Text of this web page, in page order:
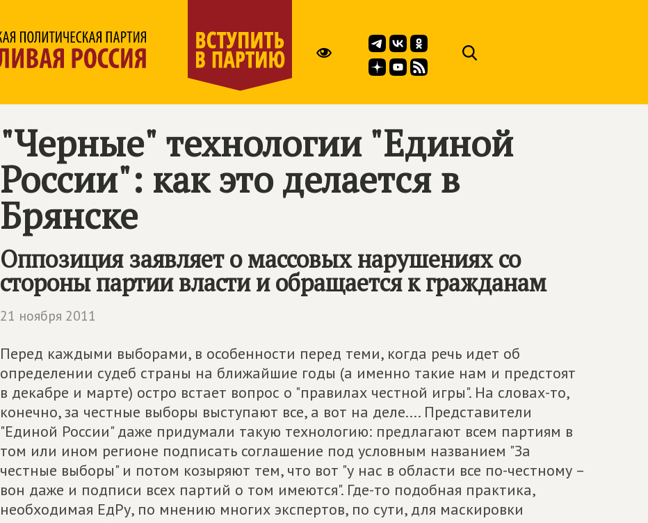
"Черные" технологии "Единой
России": как это делается в
Брянске
Оппозиция заявляет о массовых нарушениях со
стороны партии власти и обращается к гражданам
21 ноября 2011
Перед каждыми выборами, в особенности перед теми, когда речь идет об
определении судеб страны на ближайшие годы (а именно такие нам и предстоят
в декабре и марте) остро встает вопрос о "правилах честной игры". На словах-то,
конечно, за честные выборы выступают все, а вот на деле.... Представители
"Единой России" даже придумали такую технологию: предлагают всем партиям в
том или ином регионе подписать соглашение под условным названием "За
честные выборы" и потом козыряют тем, что вот "у нас в области все по-честному –
вон даже и подписи всех партий о том имеются". Где-то подобная практика,
необходимая ЕдРу, по мнению многих экспертов, по сути, для маскировки